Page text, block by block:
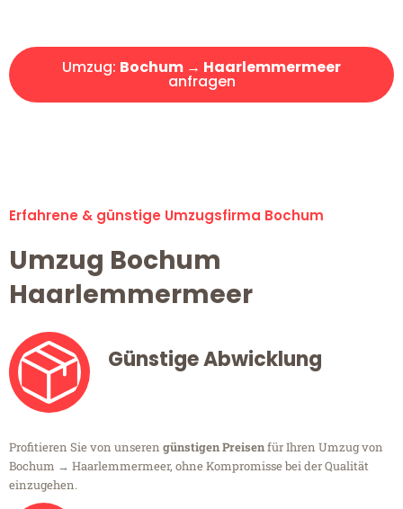
Umzug: Bochum → Haarlemmermeer
anfragen
Erfahrene & günstige Umzugsfirma Bochum
Umzug Bochum
Haarlemmermeer
Günstige Abwicklung
Profitieren Sie von unseren günstigen Preisenfür Ihren Umzug von
Bochum → Haarlemmermeer, ohne Kompromisse bei der Qualität
einzugehen.